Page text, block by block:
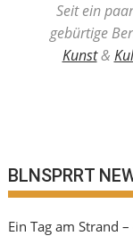
Seit ein
gebürtige
Kunst&
BLNSPRRT
Ein Tag am Strand